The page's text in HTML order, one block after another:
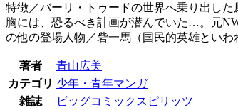
特徴／バーリ・トゥードの世界へ乗り出し
胸には、恐るべき計画が潜んでいた…。元
の他の登場人物／砦一馬（国民的英雄とい
著者
青山広美
カテゴリ 少年・青年マンガ
雑誌
ビッグコミックスピリッツ